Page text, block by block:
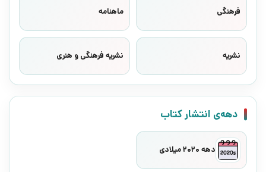
فرهنگی ماهنامه
نشریه نشریه فرهنگی و هنری
دهه‌ی انتشار کتاب
دهه 2020 میلادی